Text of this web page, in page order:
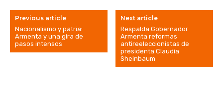
Previous article
Nacionalismo y patria:
Armenta y una gira de
pasos intensos
Next article
Respalda Gobernador
Armenta reformas
antireeleccionistas de
presidenta Claudia
Sheinbaum